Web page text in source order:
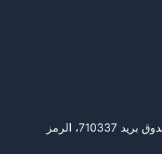
الطابق الأول، المكتب #101، صندوق بريد 710337، الرمز